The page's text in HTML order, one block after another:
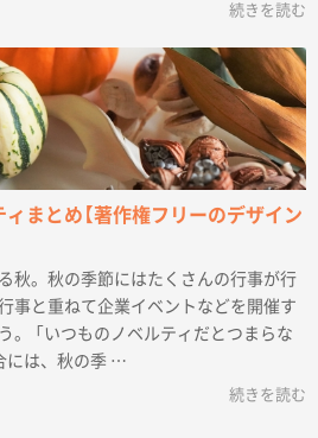
続きを読む
まとめ【著作権フリーのデザイン
秋。秋の季節にはたくさんの行事が行
事と重ねて企業イベントなどを開催す
。 「いつものノベルティだとつまらな
には、秋の季 …
続きを読む